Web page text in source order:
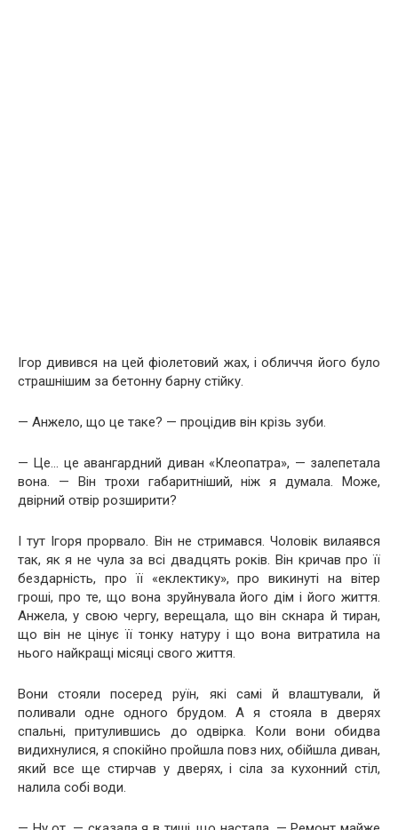
Ігор дивився на цей фіолетовий жах, і обличчя його було
страшнішим за бетонну барну стійку.
— Анжело, що це таке? — процідив він крізь зуби.
— Це… це авангардний диван «Клеопатра», — залепетала
вона. — Він трохи габаритніший, ніж я думала. Може,
двірний отвір розширити?
І тут Ігоря прорвало. Він не стримався. Чоловік вилаявся
так, як я не чула за всі двадцять років. Він кричав про її
бездарність, про її «еклектику», про викинуті на вітер
гроші, про те, що вона зруйнувала його дім і його життя.
Анжела, у свою чергу, верещала, що він скнара й тиран,
що він не цінує її тонку натуру і що вона витратила на
нього найкращі місяці свого життя.
Вони стояли посеред руїн, які самі й влаштували, й
поливали одне одного брудом. А я стояла в дверях
спальні, притулившись до одвірка. Коли вони обидва
видихнулися, я спокійно пройшла повз них, обійшла диван,
який все ще стирчав у дверях, і сіла за кухонний стіл,
налила собі води.